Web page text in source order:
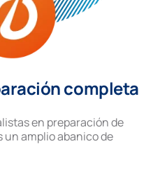
completa
en preparación de
amplio abanico de